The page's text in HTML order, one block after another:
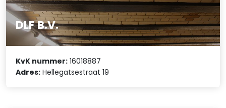
DLF B.V.
KvK nummer: 16018887
Adres: Hellegatsestraat 19